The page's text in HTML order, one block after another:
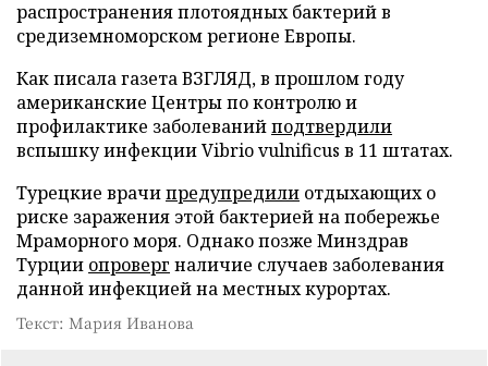
распространения плотоядных бактерий в
средиземноморском регионе Европы.
Как писала газета ВЗГЛЯД, в прошлом году
американские Центры по контролю и
профилактике заболеванийподтвердили
вспышку инфекции Vibrio vulnificus в 11 штатах.
Турецкие врачипредупредили отдыхающих о
риске заражения этой бактерией на побережье
Мраморного моря. Однако позже Минздрав
Турции опроверг наличие случаев заболевания
данной инфекцией на местных курортах.
Текст: Мария Иванова